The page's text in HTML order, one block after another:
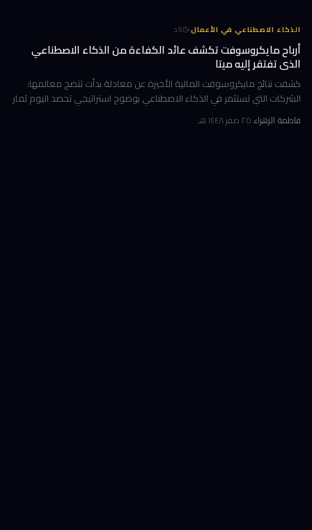
الذكاء الاصطناعي في الأعمال·
5د
أرباح مايكروسوفت تكشف عائد الكفاءة من الذكاء الاصطناعي
الذي تفتقر إليه ميتا
كشفت نتائج مايكروسوفت المالية الأخيرة عن معادلة بدأت تتضح معالمها:
الشركات التي تستثمر في الذكاء الاصطناعي بوضوح استراتيجي تحصد اليوم ثمار
الكفاءة وخفض التكاليف، بينما تتعثر أخرى في تحويل إنفاقها الضخ
فاطمة الزهراء·٢٥ صفر ١٤٤٨ هـ